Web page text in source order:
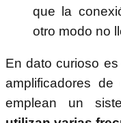
que la
otro modo no
En dato curioso
amplificadores
emplean un